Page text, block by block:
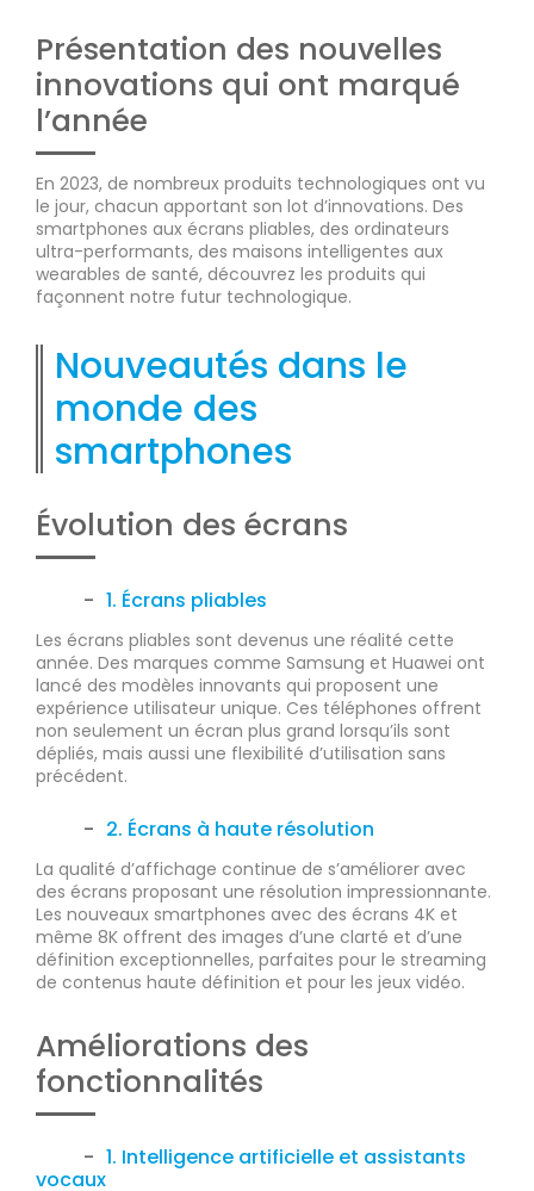
Présentation des nouvelles
innovations qui ont marqué
l’année
En 2023, de nombreux produits technologiques ont vu
le jour, chacun apportant son lot d’innovations. Des
smartphones aux écrans pliables, des ordinateurs
ultra-performants, des maisons intelligentes aux
wearables de santé, découvrez les produits qui
façonnent notre futur technologique.
Nouveautés dans le
monde des
smartphones
Évolution des écrans
1. Écrans pliables
Les écrans pliables sont devenus une réalité cette
année. Des marques comme Samsung et Huawei ont
lancé des modèles innovants qui proposent une
expérience utilisateur unique. Ces téléphones offrent
non seulement un écran plus grand lorsqu’ils sont
dépliés, mais aussi une flexibilité d’utilisation sans
précédent.
2. Écrans à haute résolution
La qualité d’affichage continue de s’améliorer avec
des écrans proposant une résolution impressionnante.
Les nouveaux smartphones avec des écrans 4K et
même 8K offrent des images d’une clarté et d’une
définition exceptionnelles, parfaites pour le streaming
de contenus haute définition et pour les jeux vidéo.
Améliorations des
fonctionnalités
1. Intelligence artificielle et assistants
vocaux